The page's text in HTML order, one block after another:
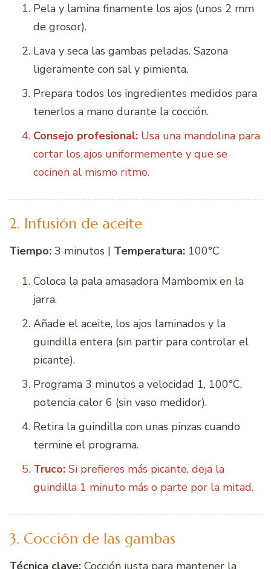
Pela y lamina finamente los ajos (unos 2 mm
de grosor).
Lava y seca las gambas peladas. Sazona
ligeramente con sal y pimienta.
Prepara todos los ingredientes medidos para
tenerlos a mano durante la cocción.
Consejo profesional: Usa una mandolina para
cortar los ajos uniformemente y que se
cocinen al mismo ritmo.
2. Infusión de aceite
Tiempo: 3 minutos | Temperatura: 100°C
Coloca la pala amasadora Mambomix en la
jarra.
Añade el aceite, los ajos laminados y la
guindilla entera (sin partir para controlar el
picante).
Programa 3 minutos a velocidad 1, 100°C,
potencia calor 6 (sin vaso medidor).
Retira la guindilla con unas pinzas cuando
termine el programa.
Truco: Si prefieres más picante, deja la
guindilla 1 minuto más o parte por la mitad.
3. Cocción de las gambas